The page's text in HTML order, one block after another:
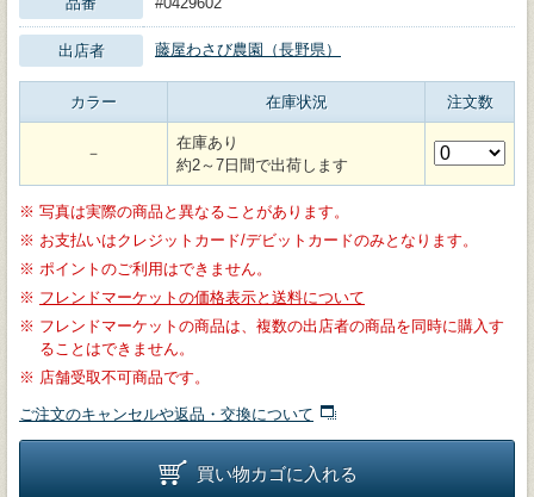
出店者 藤屋わさび農園（長野県）
カラー 在庫状況 注文数
－
在庫あり
約2～7日間で出荷します
※ 写真は実際の商品と異なることがあります。
※ お支払いはクレジットカード/デビットカードのみとなります。
※ ポイントのご利用はできません。
※ フレンドマーケットの価格表示と送料について
※ フレンドマーケットの商品は、複数の出店者の商品を同時に購入す
ることはできません。
※ 店舗受取不可商品です。
ご注文のキャンセルや返品・交換について
買い物カゴに入れる